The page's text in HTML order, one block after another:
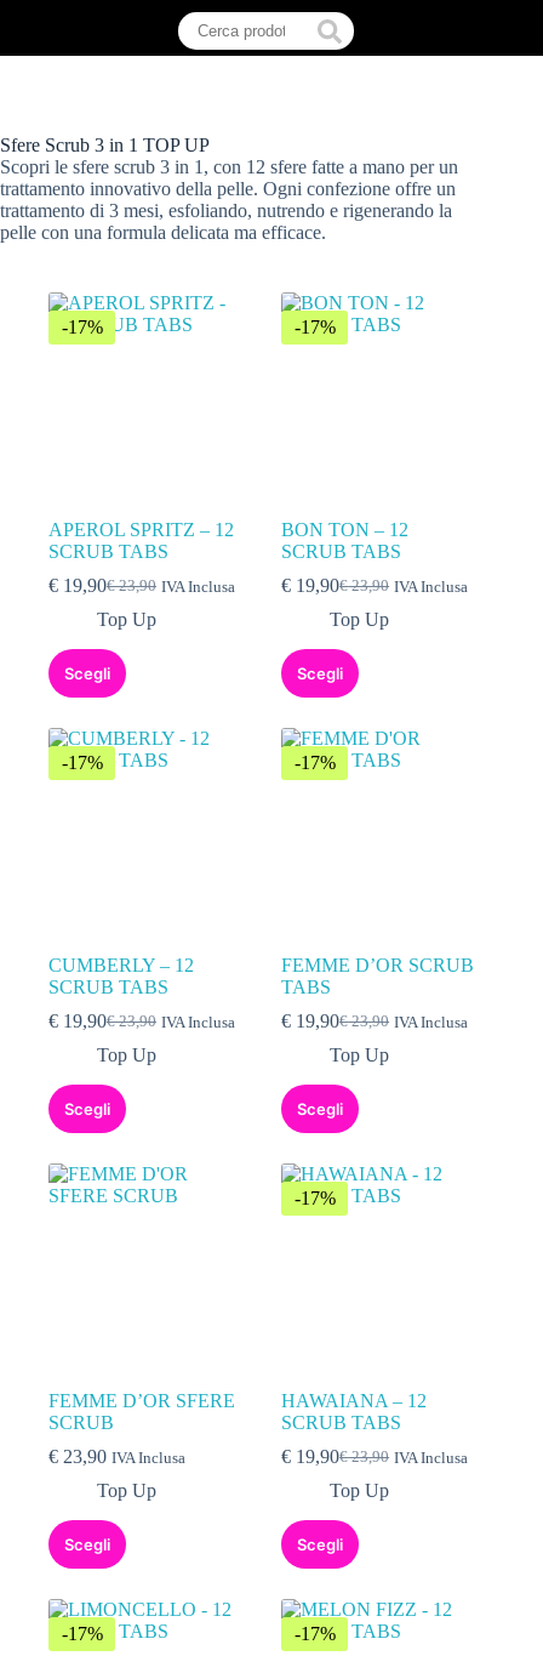
Sfere Scrub 3 in 1 TOP UP
Scopri le sfere scrub 3 in 1, con 12 sfere fatte a mano per un
trattamento innovativo della pelle. Ogni confezione offre un
trattamento di 3 mesi, esfoliando, nutrendo e rigenerando la
pelle con una formula delicata ma efficace.
-17%
APEROL SPRITZ – 12
SCRUB TABS
€23,90
€ 19,90 IVA Inclusa
Top Up
Scegli
-17%
BON TON – 12
SCRUB TABS
€23,90
€ 19,90 IVA Inclusa
Top Up
Scegli
-17%
CUMBERLY – 12
SCRUB TABS
€23,90
€ 19,90 IVA Inclusa
Top Up
Scegli
-17%
FEMME D’OR SCRUB
TABS
€23,90
€ 19,90 IVA Inclusa
Top Up
Scegli
FEMME D’OR SFERE
SCRUB
€ 23,90 IVA Inclusa
Top Up
Scegli
-17%
HAWAIANA – 12
SCRUB TABS
€23,90
€ 19,90 IVA Inclusa
Top Up
Scegli
-17% -17%